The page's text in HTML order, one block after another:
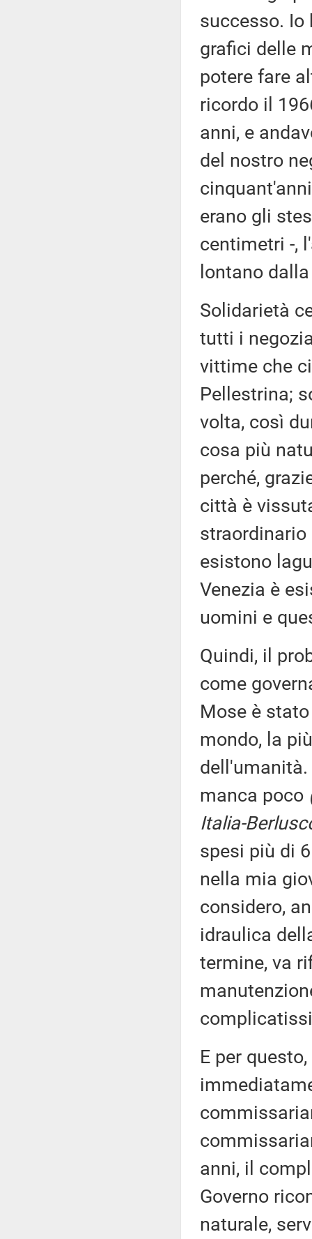
successo.
grafici delle
potere fare
ricordo il
anni, e
del nostro
erano gli
centimetri -,
lontano
Solidarietà
tutti i
vittime che
Pellestrina;
volta, così
cosa più
perché,
città è
esistono
Venezia è
uomini e
Quindi, il
come
Mose è
mondo, la
dell'umanità.
manca poco
Italia-
spesi più di
nella mia
considero,
idraulica
termine, va
E per
anni, il
Governo
naturale,